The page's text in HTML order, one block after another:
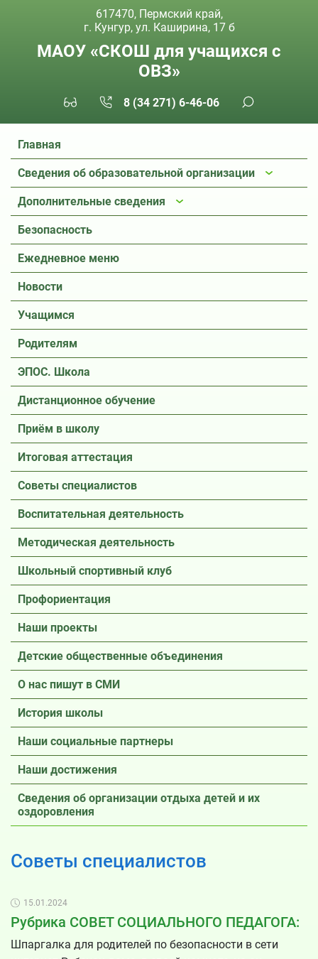
617470, Пермский край,
г. Кунгур, ул. Каширина, 17 б
МАОУ «СКОШ для учащихся с
ОВЗ»
8 (34 271) 6-46-06
Главная
Сведения об образовательной организации
Дополнительные сведения
Безопасность
Ежедневное меню
Новости
Учащимся
Родителям
ЭПОС. Школа
Дистанционное обучение
Приём в школу
Итоговая аттестация
Советы специалистов
Воспитательная деятельность
Методическая деятельность
Школьный спортивный клуб
Профориентация
Наши проекты
Детские общественные объединения
О нас пишут в СМИ
История школы
Наши социальные партнеры
Наши достижения
Сведения об организации отдыха детей и их
оздоровления
Советы специалистов
15.01.2024
Рубрика СОВЕТ СОЦИАЛЬНОГО ПЕДАГОГА:
Шпаргалка для родителей по безопасности в сети